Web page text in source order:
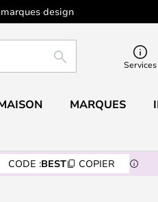
design
RECHERCHERServices
MARQUES
CODE :BEST COPIER